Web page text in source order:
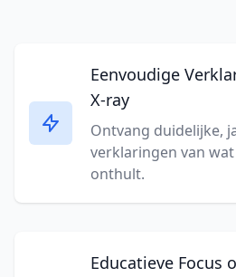
Eenvoudige
X-ray
Ontvang duidelijke,
verklaringen van
onthult.
Educatieve Focus